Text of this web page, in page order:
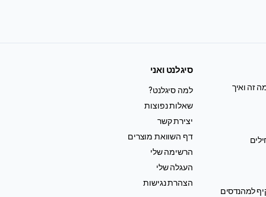
זה ואיך
למהנדסים
סיגלנט ואני
למה סיגלנט?
שאלות נפוצות
יצירת קשר
דף השוואת מוצרים
הרשימה שלי
העגלה שלי
הצהרת נגישות